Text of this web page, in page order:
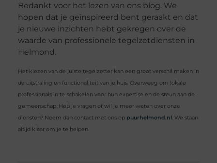
Bedankt voor het lezen van ons blog. We
hopen dat je geïnspireerd bent geraakt en dat
je nieuwe inzichten hebt gekregen over de
waarde van professionele tegelzetdiensten in
Helmond.
Het kiezen van de juiste tegelzetter kan een groot verschil maken in
de uitstraling en functionaliteit van je huis. Overweeg om lokale
professionals in te schakelen voor hun expertise en de steun aan de
gemeenschap. Heb je vragen of wil je meer weten over onze
diensten? Neem dan contact met ons op puurhelmond.nl. We staan
altijd klaar om je te helpen.